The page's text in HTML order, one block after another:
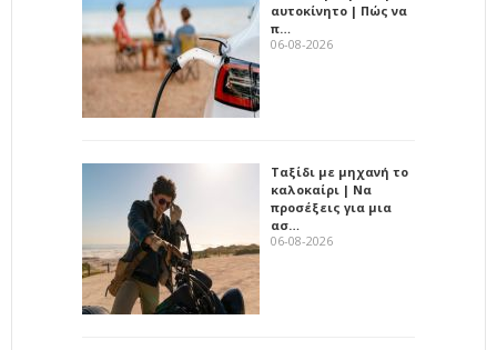
αυτοκίνητο | Πώς να
π…
06-08-2026
Ταξίδι με μηχανή το
καλοκαίρι | Να
προσέξεις για μια
ασ…
06-08-2026